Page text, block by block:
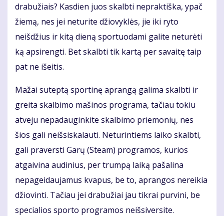
drabužiais? Kasdien juos skalbti nepraktiška, ypač
žiemą, nes jei neturite džiovyklės, jie iki ryto
neišdžius ir kitą dieną sportuodami galite neturėti
ką apsirengti. Bet skalbti tik kartą per savaitę taip
pat ne išeitis.
Mažai suteptą sportinę aprangą galima skalbti ir
greita skalbimo mašinos programa, tačiau tokiu
atveju nepadauginkite skalbimo priemonių, nes
šios gali neišsiskalauti. Neturintiems laiko skalbti,
gali praversti Garų (Steam) programos, kurios
atgaivina audinius, per trumpą laiką pašalina
nepageidaujamus kvapus, be to, aprangos nereikia
džiovinti. Tačiau jei drabužiai jau tikrai purvini, be
specialios sporto programos neišsiversite.